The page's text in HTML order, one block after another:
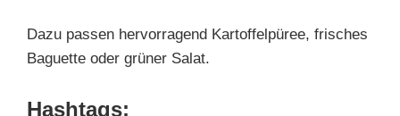
Dazu passen hervorragend Kartoffelpüree, frisches
Baguette oder grüner Salat.
Hashtags: